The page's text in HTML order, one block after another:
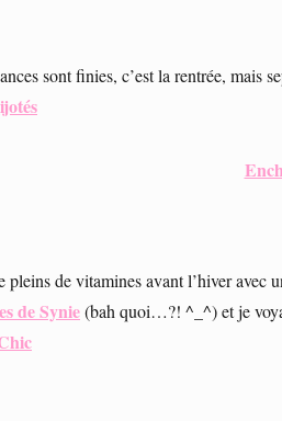
sont finies, c’est la rentrée, mais
pleins de vitamines avant l’hiver avec
de Synie(bah quoi…?! ^_^) et je